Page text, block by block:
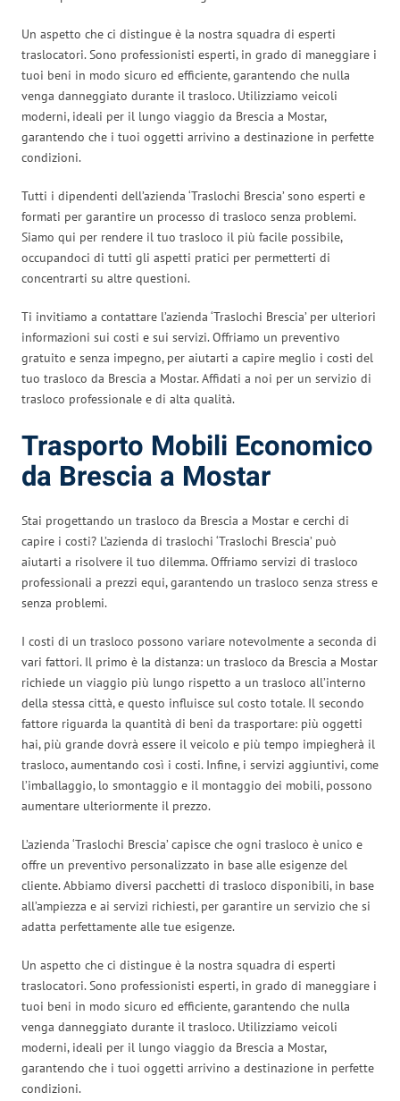
Un aspetto che ci distingue è la nostra squadra di esperti
traslocatori. Sono professionisti esperti, in grado di maneggiare i
tuoi beni in modo sicuro ed efficiente, garantendo che nulla
venga danneggiato durante il trasloco. Utilizziamo veicoli
moderni, ideali per il lungo viaggio da Brescia a Mostar,
garantendo che i tuoi oggetti arrivino a destinazione in perfette
condizioni.
Tutti i dipendenti dell’azienda ‘Traslochi Brescia’ sono esperti e
formati per garantire un processo di trasloco senza problemi.
Siamo qui per rendere il tuo trasloco il più facile possibile,
occupandoci di tutti gli aspetti pratici per permetterti di
concentrarti su altre questioni.
Ti invitiamo a contattare l’azienda ‘Traslochi Brescia’ per ulteriori
informazioni sui costi e sui servizi. Offriamo un preventivo
gratuito e senza impegno, per aiutarti a capire meglio i costi del
tuo trasloco da Brescia a Mostar. Affidati a noi per un servizio di
trasloco professionale e di alta qualità.
Trasporto Mobili Economico
da Brescia a Mostar
Stai progettando un trasloco da Brescia a Mostar e cerchi di
capire i costi? L’azienda di traslochi ‘Traslochi Brescia’ può
aiutarti a risolvere il tuo dilemma. Offriamo servizi di trasloco
professionali a prezzi equi, garantendo un trasloco senza stress e
senza problemi.
I costi di un trasloco possono variare notevolmente a seconda di
vari fattori. Il primo è la distanza: un trasloco da Brescia a Mostar
richiede un viaggio più lungo rispetto a un trasloco all’interno
della stessa città, e questo influisce sul costo totale. Il secondo
fattore riguarda la quantità di beni da trasportare: più oggetti
hai, più grande dovrà essere il veicolo e più tempo impiegherà il
trasloco, aumentando così i costi. Infine, i servizi aggiuntivi, come
l’imballaggio, lo smontaggio e il montaggio dei mobili, possono
aumentare ulteriormente il prezzo.
L’azienda ‘Traslochi Brescia’ capisce che ogni trasloco è unico e
offre un preventivo personalizzato in base alle esigenze del
cliente. Abbiamo diversi pacchetti di trasloco disponibili, in base
all’ampiezza e ai servizi richiesti, per garantire un servizio che si
adatta perfettamente alle tue esigenze.
Un aspetto che ci distingue è la nostra squadra di esperti
traslocatori. Sono professionisti esperti, in grado di maneggiare i
tuoi beni in modo sicuro ed efficiente, garantendo che nulla
venga danneggiato durante il trasloco. Utilizziamo veicoli
moderni, ideali per il lungo viaggio da Brescia a Mostar,
garantendo che i tuoi oggetti arrivino a destinazione in perfette
condizioni.